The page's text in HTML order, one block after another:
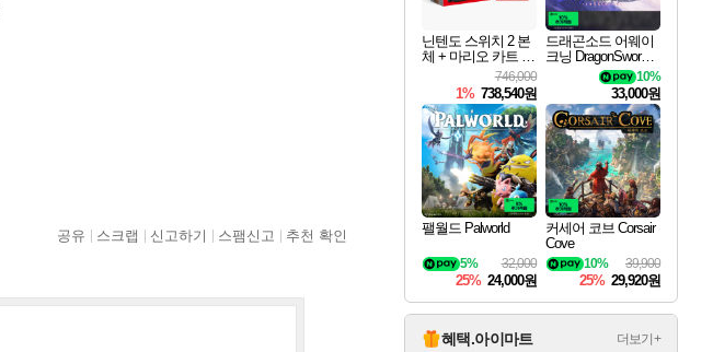
공유 스크랩 신고하기 스팸신고 추천 확인
닌텐도 스위치 2 본
체 + 마리오 카트 월
746,000
1% 738,540원
드래곤소드 어웨이
크닝 DragonSword A
10%
33,000원
팰월드 Palworld
32,000
5%
25% 24,000원
커세어 코브 Corsair
Cove
39,900
10%
25% 29,920원
혜택.아이마트 더보기+